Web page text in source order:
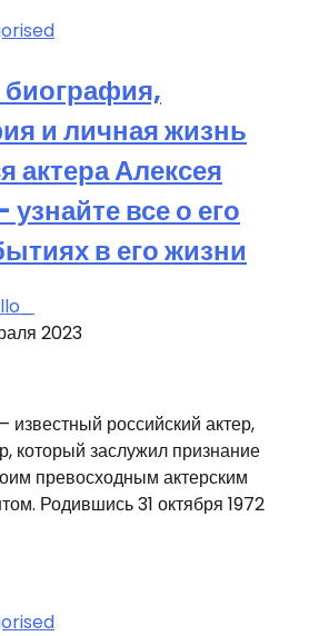
и личная жизнь
Алексея
все о его
в его жизни
2023
российский актер,
который заслужил признание
превосходным актерским
Родившись 31 октября 1972